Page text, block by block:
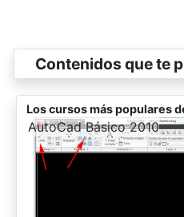
Contenidos que te
Los cursos más populares
-
AutoCad Básico 2010